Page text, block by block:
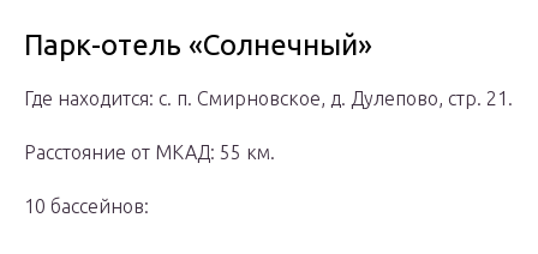
Парк-отель «Солнечный»
Где находится: с. п. Смирновское, д. Дулепово, стр. 21.
Расстояние от МКАД: 55 км.
10 бассейнов: